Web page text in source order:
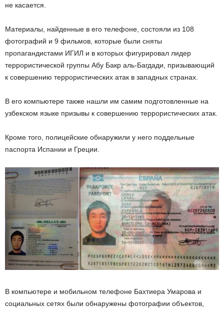
не касается.
Материалы, найденные в его телефоне, состояли из 108
фотографий и 9 фильмов, которые были сняты
пропагандистами ИГИЛ и в которых фигурировал лидер
террористической группы Абу Бакр аль-Багдади, призывающий
к совершению террористических атак в западных странах.
В его компьютере также нашли им самим подготовленные на
узбекском языке призывы к совершению террористических атак.
Кроме того, полицейские обнаружили у него поддельные
паспорта Испании и Греции.
В компьютере и мобильном телефоне Бахтиера Умарова и
социальных сетях были обнаружены фотографии объектов,